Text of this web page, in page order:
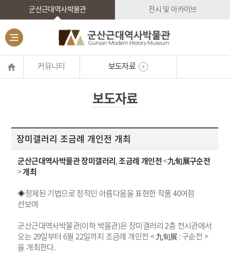
군산근대역사박물관 전시 및 아카이브
커뮤니티 보도자료
보도자료
장미갤러리 조금례 개인전 개최
군산근대역사박물관 장미갤러리,조금례 개인전<九旬展구순전
>개최
◈정제된 기법으로 정적인 아름다움을 표현한 작품40여점
선보여
군산근대역사박물관(이하 박물관)은 장미갤러리2층 전시관에서
오는29일부터 6월22일까지 조금례 개인전 <九旬展:구순전 >
을 개최한다.